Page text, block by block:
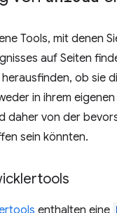
Tools, mit denen
auf Seiten
ob sie
in ihrem
daher von der
sein könnten.
enthalten eine